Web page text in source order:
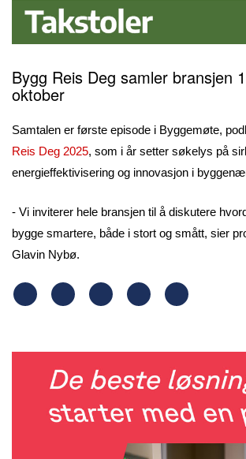
Bygg Reis Deg samler bransjen
oktober
Samtalen er første episode i Byggemøte,
Reis Deg 2025, som i år setter søkelys på
energieffektivisering og innovasjon i
- Vi inviterer hele bransjen til å diskutere
bygge smartere, både i stort og smått, sier
Glavin Nybø.